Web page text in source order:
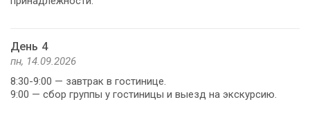
День 4
пн, 14.09.2026
8:30-9:00 — завтрак в гостинице.
9:00 — сбор группы у гостиницы и выезд на экскурсию.